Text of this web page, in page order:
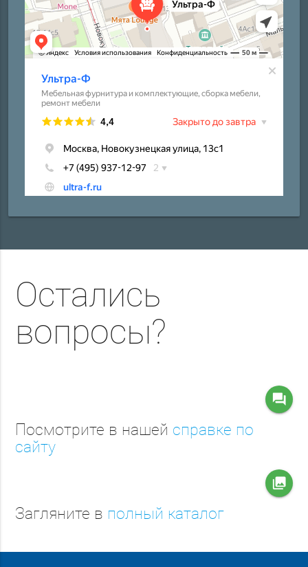
Остались
вопросы?
question_answer
Посмотрите в нашей справке по
сайту
collections
Загляните в полный каталог